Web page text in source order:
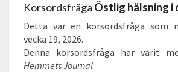
Korsordsfråga Östlig hälsning i
Detta var en korsordsfråga som
vecka 19, 2026.
Denna korsordsfråga har varit
Hemmets Journal.